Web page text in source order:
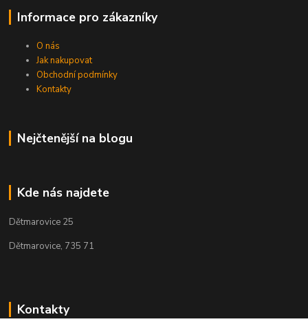
Informace pro zákazníky
O nás
Jak nakupovat
Obchodní podmínky
Kontakty
Nejčtenější na blogu
Kde nás najdete
Dětmarovice 25
Dětmarovice, 735 71
Kontakty